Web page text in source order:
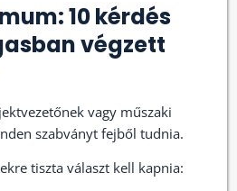
10 kérdés
végzett
vagy műszaki
szabványt fejből tudnia.
tiszta választ kell kapnia: